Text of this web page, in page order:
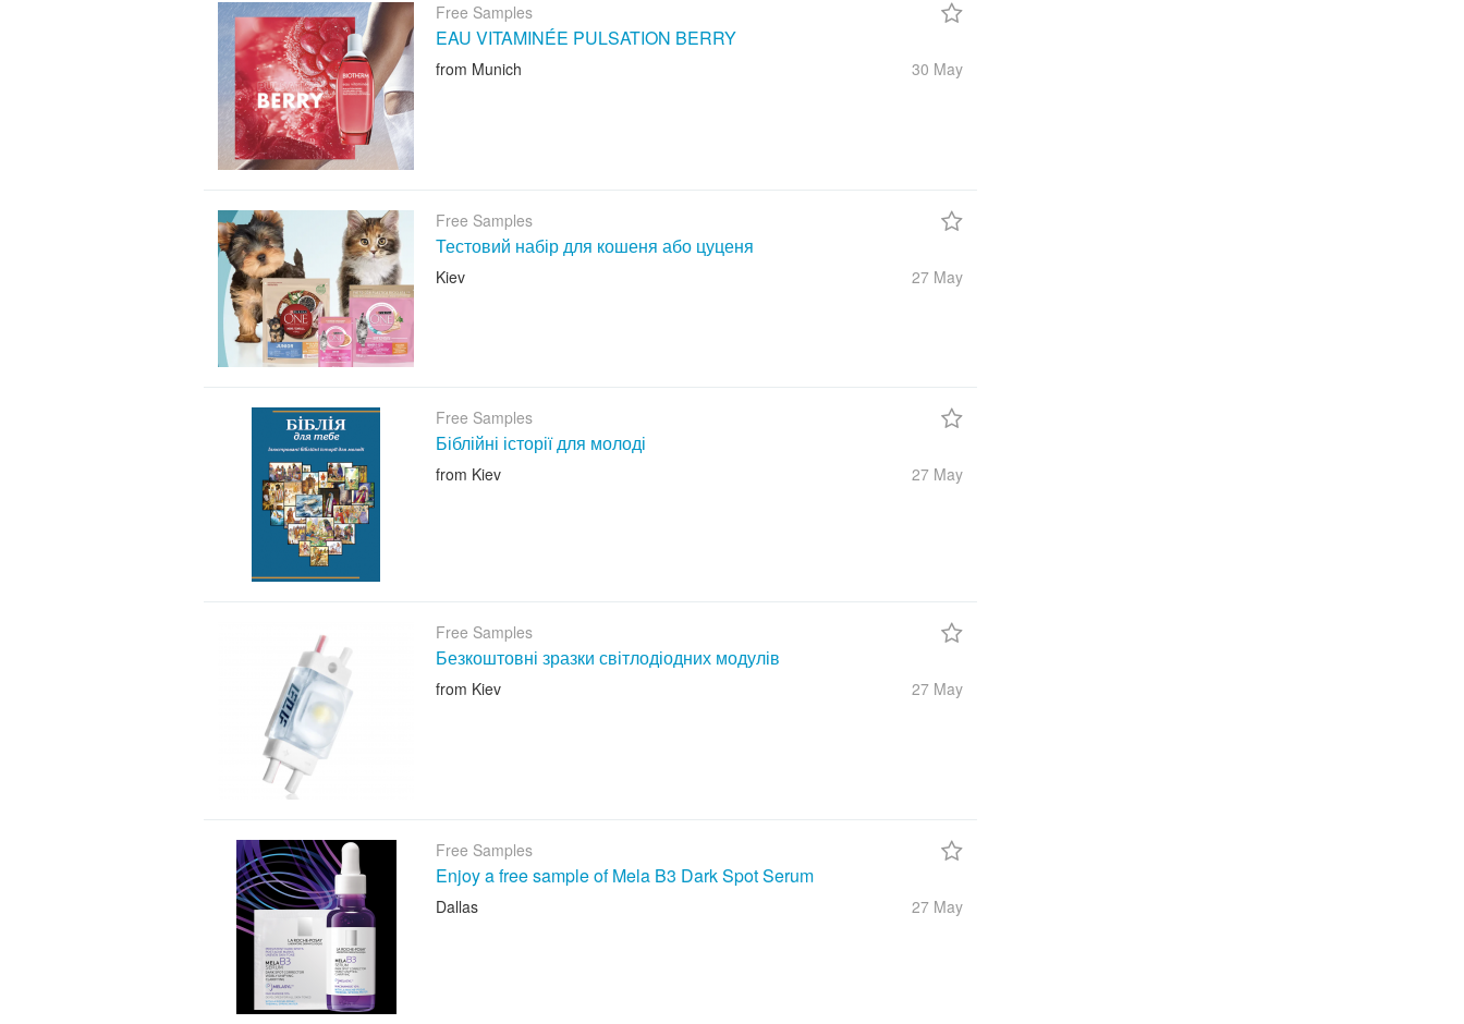
Free Samples
EAU VITAMINÉE PULSATION BERRY
from Munich 30 May
Free Samples
Тестовий набір для кошеня або цуценя
Kiev 27 May
Free Samples
Біблійні історії для молоді
from Kiev 27 May
Free Samples
Безкоштовні зразки світлодіодних модулів
from Kiev 27 May
Free Samples
Enjoy a free sample of Mela B3 Dark Spot Serum
Dallas 27 May